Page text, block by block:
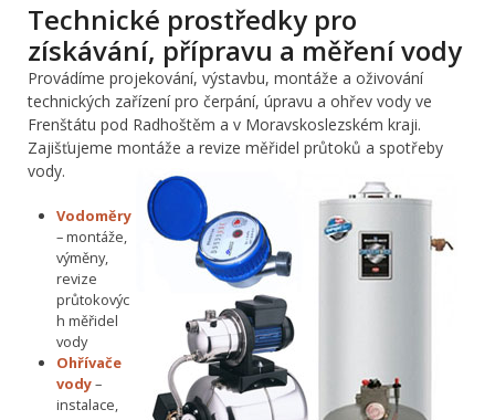
Technické prostředky pro
získávání, přípravu a měření vody
Provádíme projekování, výstavbu, montáže a oživování
technických zařízení pro čerpání, úpravu a ohřev vody ve
Frenštátu pod Radhoštěm a v Moravskoslezském kraji.
Zajišťujeme montáže a revize měřidel průtoků a spotřeby
vody.
Vodoměry
– montáže,
výměny,
revize
průtokovýc
h měřidel
vody
Ohřívače
vody–
instalace,